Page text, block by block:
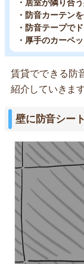
・居室が隣り合
・防音カーテン
・防音テープで
・厚手のカーペ
賃貸でできる防
紹介していきます
壁に防音シー